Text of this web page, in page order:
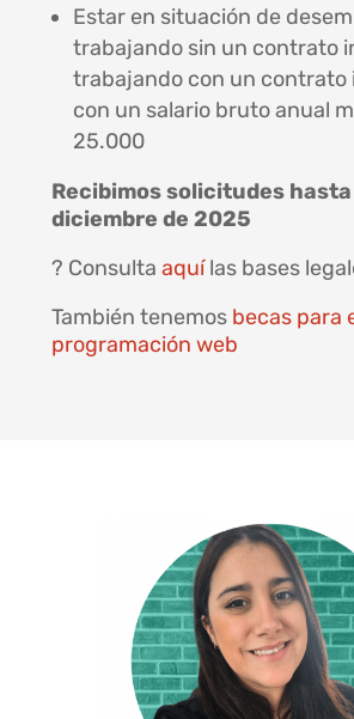
Estar en situación de
trabajando sin un contrato
trabajando con un contrato
con un salario bruto anual
25.000
Recibimos solicitudes hasta
diciembre de 2025
? Consulta aquílas bases
También tenemos becas para
programación web